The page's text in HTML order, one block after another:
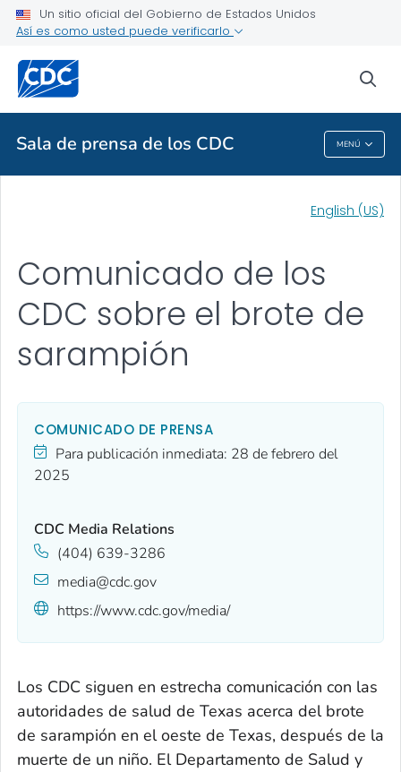
Un sitio oficial del Gobierno de Estados Unidos
Así es como usted puede verificarlo
Sala de prensa de los CDC MENÚ
Artículos
Temas relacionados
Sala De Prensa De Los CDC
English (US)
Comunicado de los
CDC sobre el brote de
sarampión
COMUNICADO DE PRENSA
Para publicación inmediata: 28 de febrero del
2025
CDC Media Relations
(404) 639-3286
media@cdc.gov
https://www.cdc.gov/media/
Los CDC siguen en estrecha comunicación con las
autoridades de salud de Texas acerca del brote
de sarampión en el oeste de Texas, después de la
muerte de un niño. El Departamento de Salud y